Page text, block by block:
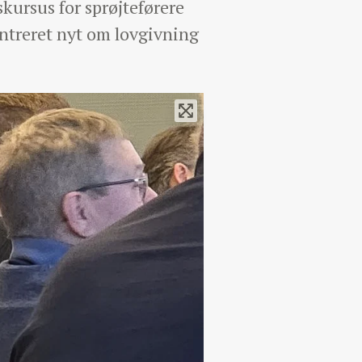
for sprøjteførere
nyt om lovgivning